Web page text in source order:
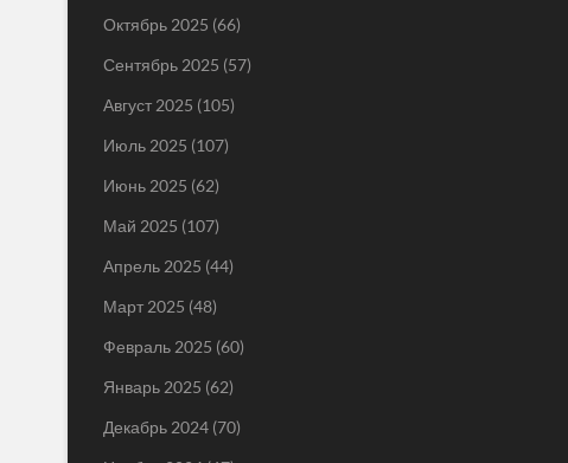
Октябрь 2025 (66)
Сентябрь 2025 (57)
Август 2025 (105)
Июль 2025 (107)
Июнь 2025 (62)
Май 2025 (107)
Апрель 2025 (44)
Март 2025 (48)
Февраль 2025 (60)
Январь 2025 (62)
Декабрь 2024 (70)